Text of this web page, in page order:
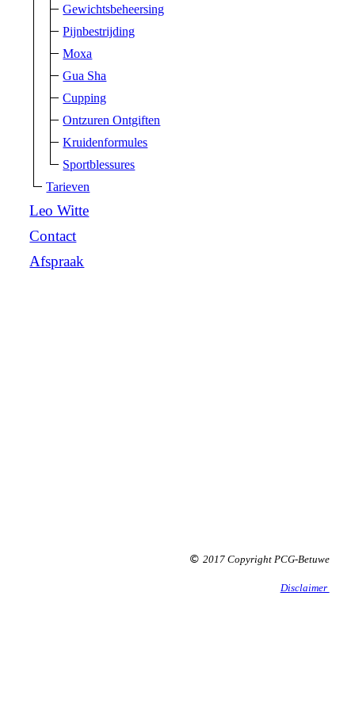
Gewichtsbeheersing
Pijnbestrijding
Moxa
Gua Sha
Cupping
Ontzuren Ontgiften
Kruidenformules
Sportblessures
Tarieven
Leo Witte
Contact
Afspraak
© 2017 Copyright PCG-Betuwe
Disclaimer